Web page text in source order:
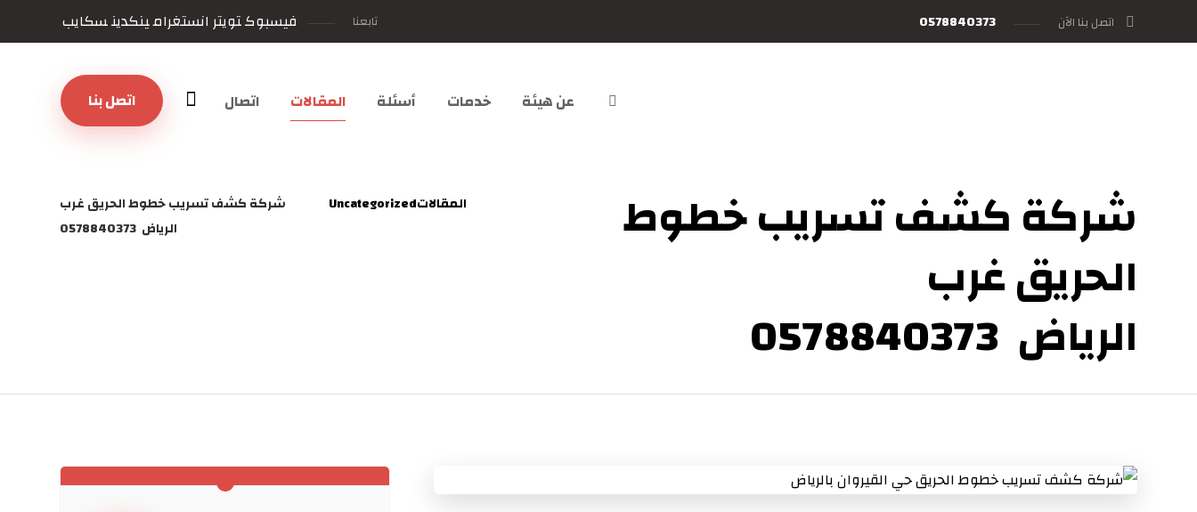
اتصل بنا الآن 0578840373 فيسبوكتويتر انستغرامينكدينسكايب تابعنا
اتصل بنا عن هيئة خدمات أسئلة المقالات اتصال
شركة كشف تسريب خطوط
الحريق غرب
الرياض 0578840373
المقالاتUncategorized
شركة كشف تسريب خطوط الحريق غرب
الرياض 0578840373